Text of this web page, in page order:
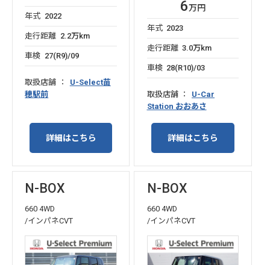
年式 2022
走行距離 2.2万km
車検 27(R9)/09
取扱店舗
U-Select苗
穂駅前
詳細はこちら
6万円
年式 2023
走行距離 3.0万km
車検 28(R10)/03
取扱店舗
U-Car
Station おおあさ
詳細はこちら
N-BOX
660 4WD
/インパネCVT
N-BOX
660 4WD
/インパネCVT